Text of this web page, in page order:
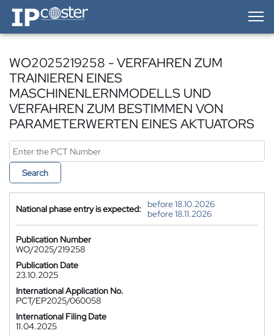
IP-Coster — Home
WO2025219258 - VERFAHREN ZUM
TRAINIEREN EINES
MASCHINENLERNMODELLS UND
VERFAHREN ZUM BESTIMMEN VON
PARAMETERWERTEN EINES AKTUATORS
Search
National phase entry is expected:
before 18.10.2026
before 18.11.2026
Publication Number
WO/2025/219258
Publication Date
23.10.2025
International Application No.
PCT/EP2025/060058
International Filing Date
11.04.2025